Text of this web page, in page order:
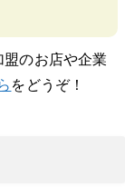
のお店や企業
をどうぞ！